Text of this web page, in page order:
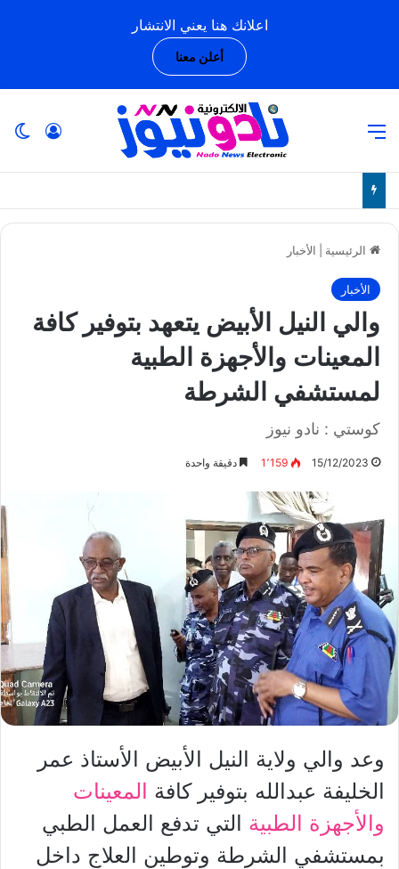
اعلانك هنا يعني الانتشار
أعلن معنا
الرئيسية الأخبار
الأخبار
والي النيل الأبيض يتعهد بتوفير كافة
المعينات والأجهزة الطبية
لمستشفي الشرطة
كوستي : نادو نيوز
15/12/2023 1٬159 دقيقة واحدة
وعد والي ولاية النيل الأبيض الأستاذ عمر
الخليفة عبدالله بتوفير كافة المعينات
والأجهزة الطبية التي تدفع العمل الطبي
بمستشفي الشرطة وتوطين العلاج داخل